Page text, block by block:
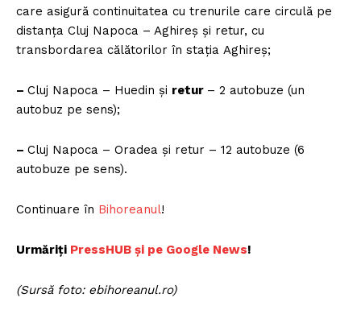
care asigură continuitatea cu trenurile care circulă pe
distanța Cluj Napoca – Aghireș și retur, cu
transbordarea călătorilor în stația Aghireș;
– Cluj Napoca – Huedin și retur – 2 autobuze (un
autobuz pe sens);
– Cluj Napoca – Oradea și retur – 12 autobuze (6
autobuze pe sens).
Continuare în Bihoreanul!
Urmăriți PressHUB și pe Google News!
(Sursă foto: ebihoreanul.ro)